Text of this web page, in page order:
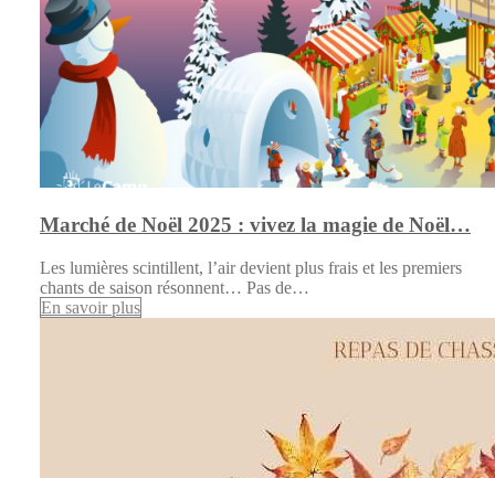
Marché de Noël 2025 : vivez la magie de Noël…
Les lumières scintillent, l’air devient plus frais et les premiers
chants de saison résonnent… Pas de…
En savoir plus